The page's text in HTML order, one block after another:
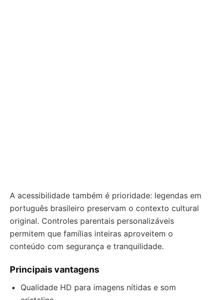
A acessibilidade também é prioridade: legendas em
português brasileiro preservam o contexto cultural
original. Controles parentais personalizáveis
permitem que famílias inteiras aproveitem o
conteúdo com segurança e tranquilidade.
Principais vantagens
Qualidade HD para imagens nítidas e som